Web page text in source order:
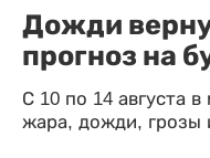
Дожди
прогноз на
С 10 по 14 августа
жара, дожди, грозы